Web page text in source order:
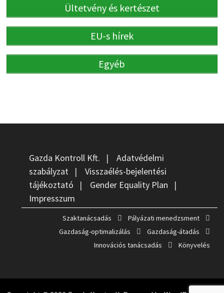
Ültetvény és kertészet
EU-s hírek
Egyéb
Gazda Kontroll Kft. | Adatvédelmi
szabályzat| Visszaélés-bejelentési
tájékoztató | Gender Equality Plan |
Impresszum
Szaktanácsadás
Pályázati menedzsment
Gazdaság-optimalizálás
Gazdaság-átadás
Innovációs tanácsadás
Könyvelés